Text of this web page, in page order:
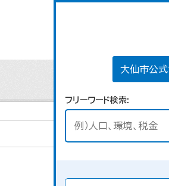
大仙市公式
フリーワード検索